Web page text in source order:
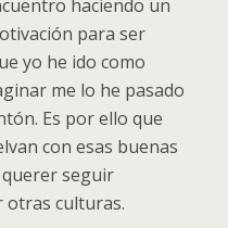
haciendo un
para ser
yo he ido como
me lo he pasado
Es por ello que
con esas buenas
seguir
otras culturas.